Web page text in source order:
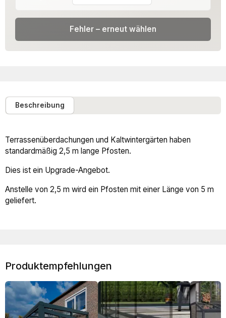
Fehler – erneut wählen
Beschreibung
Terrassenüberdachungen und Kaltwintergärten haben
standardmäßig 2,5 m lange Pfosten.
Dies ist ein Upgrade-Angebot.
Anstelle von 2,5 m wird ein Pfosten mit einer Länge von 5 m
geliefert.
Produktempfehlungen